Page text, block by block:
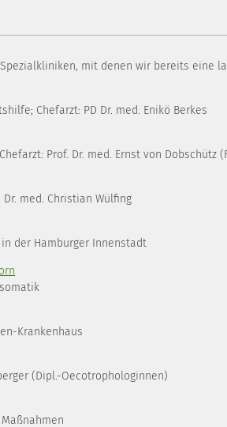
mit denen wir bereits eine
Chefarzt: PD Dr. med. Enikö Berkes
Prof. Dr. med. Ernst von Dobschütz
med. Christian Wülfing
der Hamburger Innenstadt
Krankenhaus
(Dipl.-Oecotrophologinnen)